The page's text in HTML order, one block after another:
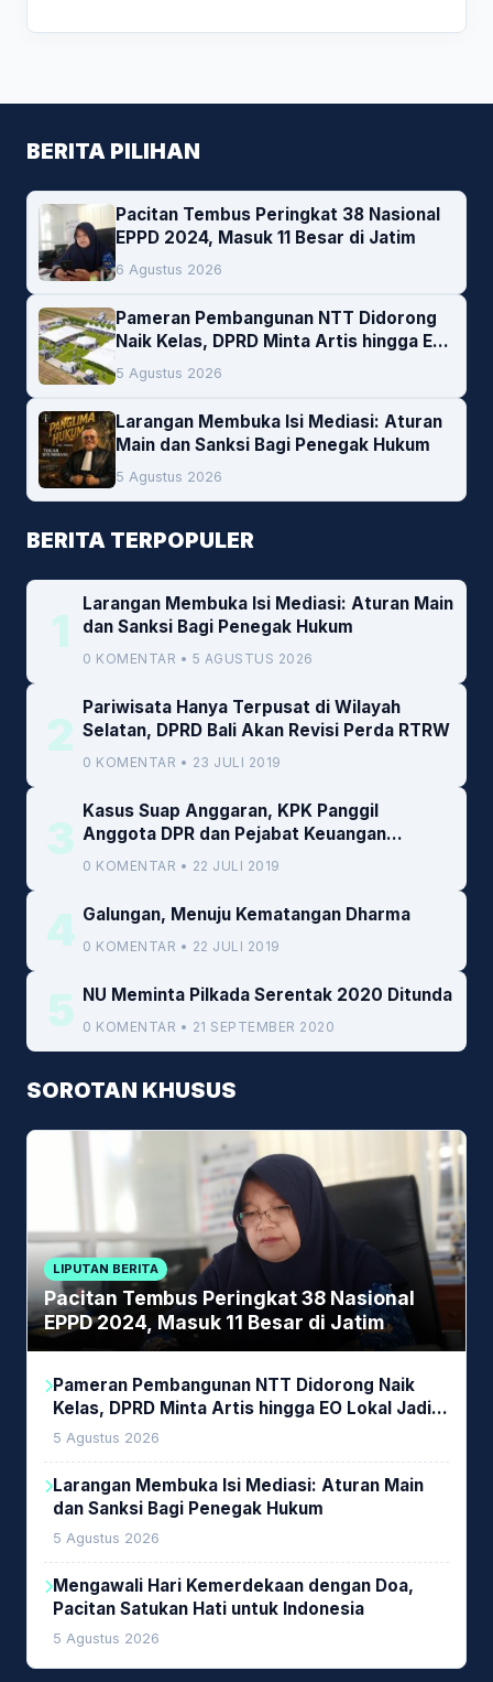
BERITA PILIHAN
Pacitan Tembus Peringkat 38 Nasional
EPPD 2024, Masuk 11 Besar di Jatim
6 Agustus 2026
Pameran Pembangunan NTT Didorong
Naik Kelas, DPRD Minta Artis hingga EO
Lokal Jadi Prioritas
5 Agustus 2026
Larangan Membuka Isi Mediasi: Aturan
Main dan Sanksi Bagi Penegak Hukum
5 Agustus 2026
BERITA TERPOPULER
1
Larangan Membuka Isi Mediasi: Aturan Main
dan Sanksi Bagi Penegak Hukum
0 KOMENTAR • 5 AGUSTUS 2026
2
Pariwisata Hanya Terpusat di Wilayah
Selatan, DPRD Bali Akan Revisi Perda RTRW
0 KOMENTAR • 23 JULI 2019
3
Kasus Suap Anggaran, KPK Panggil
Anggota DPR dan Pejabat Keuangan
Kemenkeu
0 KOMENTAR • 22 JULI 2019
4 Galungan, Menuju Kematangan Dharma
0 KOMENTAR • 22 JULI 2019
5 NU Meminta Pilkada Serentak 2020 Ditunda
0 KOMENTAR • 21 SEPTEMBER 2020
SOROTAN KHUSUS
LIPUTAN BERITA
Pacitan Tembus Peringkat 38 Nasional
EPPD 2024, Masuk 11 Besar di Jatim
Pameran Pembangunan NTT Didorong Naik
Kelas, DPRD Minta Artis hingga EO Lokal Jadi
Prioritas
5 Agustus 2026
Larangan Membuka Isi Mediasi: Aturan Main
dan Sanksi Bagi Penegak Hukum
5 Agustus 2026
Mengawali Hari Kemerdekaan dengan Doa,
Pacitan Satukan Hati untuk Indonesia
5 Agustus 2026